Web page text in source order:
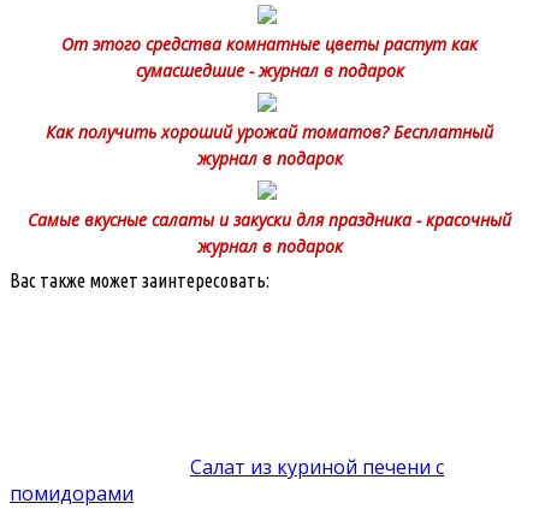
От этого средства комнатные цветы растут как
сумасшедшие - журнал в подарок
Как получить хороший урожай томатов? Бесплатный
журнал в подарок
Самые вкусные салаты и закуски для праздника - красочный
журнал в подарок
Вас также может заинтересовать:
Салат из куриной печени с
помидорами